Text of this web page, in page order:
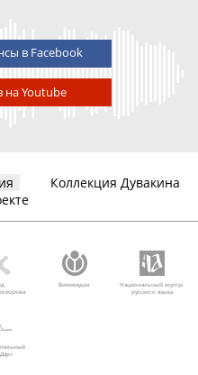
в Facebook
на Youtube
Коллекция Дувакина
Викимедиа
Национальный корпус
русского языка